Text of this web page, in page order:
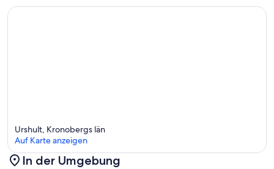
Urshult, Kronobergs län
Auf Karte anzeigen
In der Umgebung